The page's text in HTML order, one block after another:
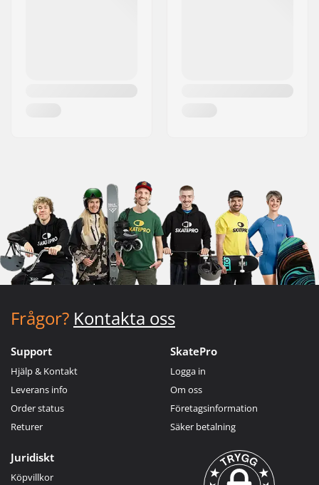
Frågor? Kontakta oss
Support
Hjälp & Kontakt
Leverans info
Order status
Returer
SkatePro
Logga in
Om oss
Företagsinformation
Säker betalning
Juridiskt
Köpvillkor